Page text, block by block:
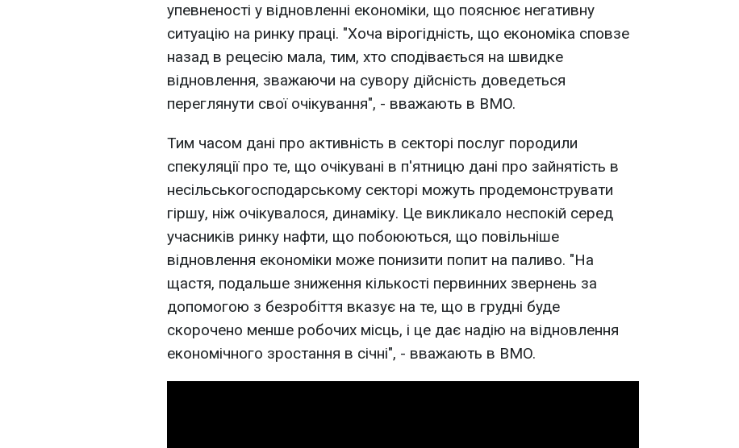
упевненості у відновленні економіки, що пояснює негативну
ситуацію на ринку праці. "Хоча вірогідність, що економіка сповзе
назад в рецесію мала, тим, хто сподівається на швидке
відновлення, зважаючи на сувору дійсність доведеться
переглянути свої очікування", - вважають в BMO.
Тим часом дані про активність в секторі послуг породили
спекуляції про те, що очікувані в п'ятницю дані про зайнятість в
несільськогосподарському секторі можуть продемонструвати
гіршу, ніж очікувалося, динаміку. Це викликало неспокій серед
учасників ринку нафти, що побоюються, що повільніше
відновлення економіки може понизити попит на паливо. "На
щастя, подальше зниження кількості первинних звернень за
допомогою з безробіття вказує на те, що в грудні буде
скорочено менше робочих місць, і це дає надію на відновлення
економічного зростання в січні", - вважають в BMO.